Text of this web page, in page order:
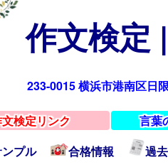
作文検定
233-0015 横浜市港南区日
検定リンク 言葉
プル
合格情報 過